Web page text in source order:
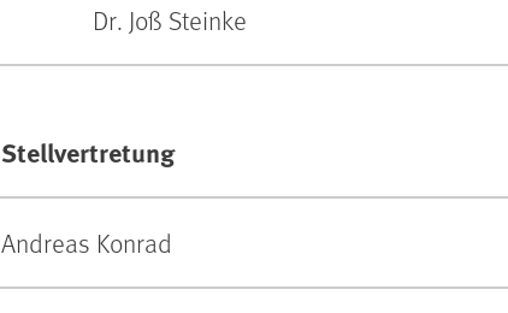
Dr. Joß Steinke
Stellvertretung
Andreas Konrad